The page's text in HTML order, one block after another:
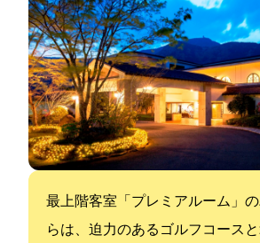
最上階客室「プレミアルーム」
らは、迫力のあるゴルフコース